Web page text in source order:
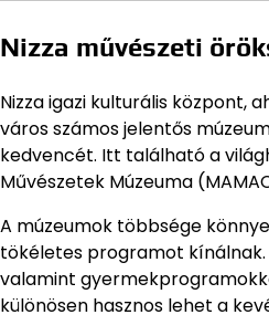
Nizza művészeti
Nizza igazi kulturális központ,
város számos jelentős
kedvencét. Itt található a
Művészetek Múzeuma
A múzeumok többsége
tökéletes programot
valamint
különösen hasznos lehet a